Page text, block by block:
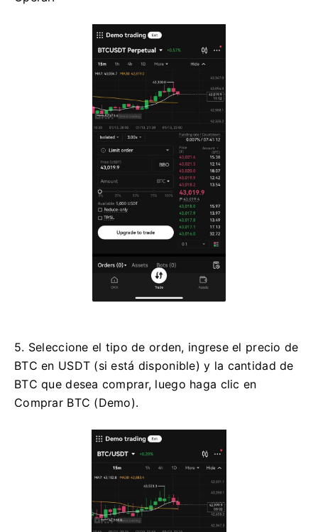
5. Seleccione el tipo de orden, ingrese el precio de
BTC en USDT (si está disponible) y la cantidad de
BTC que desea comprar, luego haga clic en
Comprar BTC (Demo).